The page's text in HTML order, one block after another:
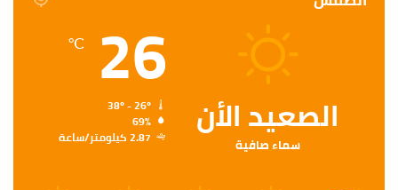
الصعيد الأن
سماء صافية
26
℃
69%
2.87 كيلومتر/ساعة